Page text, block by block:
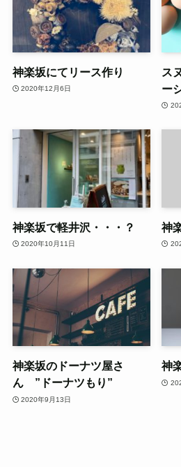
神楽坂にてリース作り
2020年12月6日
ス
ー
神楽坂で軽井沢・・・？
2020年10月11日
神
神楽坂のドーナツ屋さ
ん ”ドーナツもり”
2020年9月13日
神